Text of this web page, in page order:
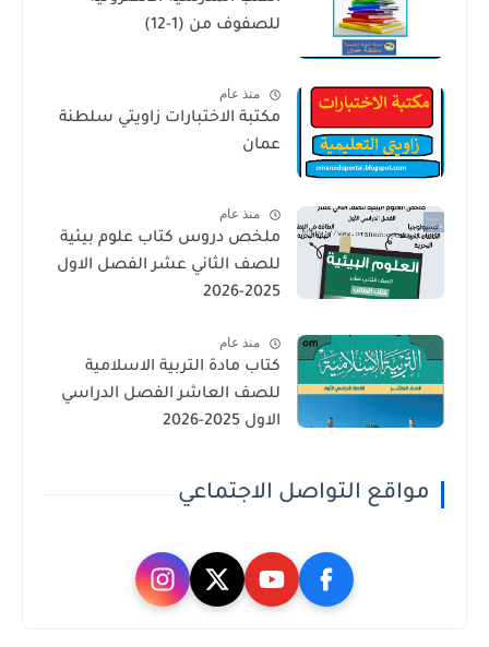
للصفوف من (1-12)
منذ عام
مكتبة الاختبارات زاويتي سلطنة
عمان
منذ عام
ملخص دروس كتاب علوم بيئية
للصف الثاني عشر الفصل الاول
2025-2026
منذ عام
كتاب مادة التربية الاسلامية
للصف العاشر الفصل الدراسي
الاول 2025-2026
مواقع التواصل الاجتماعي